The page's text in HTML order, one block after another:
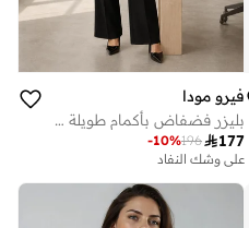
فيرو مودا
بليزر فضفاض بأكمام طويلة من فيمزيلدا
177
196
-10%
على وشك النفاد